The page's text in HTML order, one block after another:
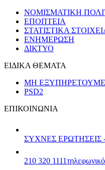
ΝΟΜΙΣΜΑΤΙΚΗ
ΕΠΟΠΤΕΙΑ
ΣΤΑΤΙΣΤΙΚΑ
ΕΝΗΜΕΡΩΣΗ
ΔΙΚΤΥΟ
ΕΙΔΙΚΑ ΘΕΜΑΤΑ
ΜΗ
PSD2
ΕΠΙΚΟΙΝΩΝΙΑ
ΣΥΧΝΕΣ ΕΡΩΤΗΣΕΙΣ
210 320 1111